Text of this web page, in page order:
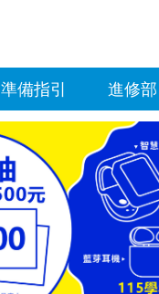
準備指引 進修部